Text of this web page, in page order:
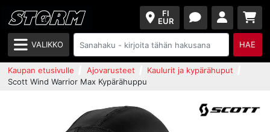
FI
EUR
VALIKKO HAE
Kaupan etusivulle Ajovarusteet
Kaulurit ja kypärähuput
Scott Wind Warrior Max Kypärähuppu